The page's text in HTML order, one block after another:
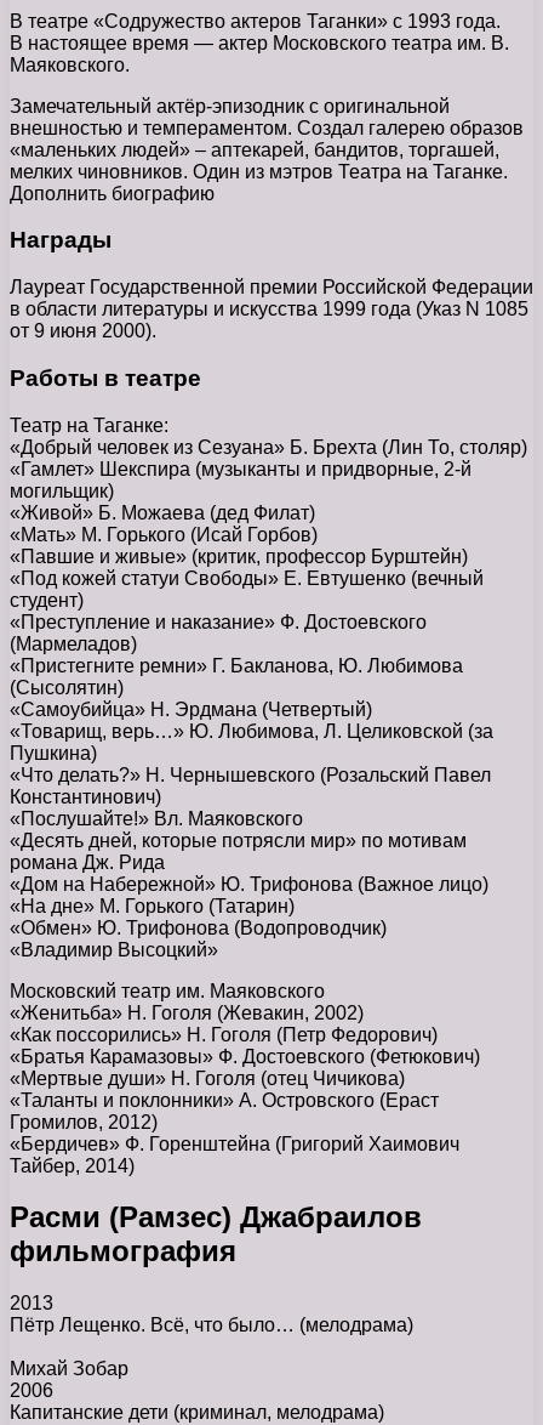
В театре «Содружество актеров Таганки» с 1993 года.
В настоящее время — актер Московского театра им. В.
Маяковского.
Замечательный актёр-эпизодник с оригинальной
внешностью и темпераментом. Создал галерею образов
«маленьких людей» – аптекарей, бандитов, торгашей,
мелких чиновников. Один из мэтров Театра на Таганке.
Дополнить биографию
Награды
Лауреат Государственной премии Российской Федерации
в области литературы и искусства 1999 года (Указ N 1085
от 9 июня 2000).
Работы в театре
Театр на Таганке:
«Добрый человек из Сезуана» Б. Брехта (Лин То, столяр)
«Гамлет» Шекспира (музыканты и придворные, 2-й
могильщик)
«Живой» Б. Можаева (дед Филат)
«Мать» М. Горького (Исай Горбов)
«Павшие и живые» (критик, профессор Бурштейн)
«Под кожей статуи Свободы» Е. Евтушенко (вечный
студент)
«Преступление и наказание» Ф. Достоевского
(Мармеладов)
«Пристегните ремни» Г. Бакланова, Ю. Любимова
(Сысолятин)
«Самоубийца» Н. Эрдмана (Четвертый)
«Товарищ, верь…» Ю. Любимова, Л. Целиковской (за
Пушкина)
«Что делать?» Н. Чернышевского (Розальский Павел
Константинович)
«Послушайте!» Вл. Маяковского
«Десять дней, которые потрясли мир» по мотивам
романа Дж. Рида
«Дом на Набережной» Ю. Трифонова (Важное лицо)
«На дне» М. Горького (Татарин)
«Обмен» Ю. Трифонова (Водопроводчик)
«Владимир Высоцкий»
Московский театр им. Маяковского
«Женитьба» Н. Гоголя (Жевакин, 2002)
«Как поссорились» Н. Гоголя (Петр Федорович)
«Братья Карамазовы» Ф. Достоевского (Фетюкович)
«Мертвые души» Н. Гоголя (отец Чичикова)
«Таланты и поклонники» А. Островского (Ераст
Громилов, 2012)
«Бердичев» Ф. Горенштейна (Григорий Хаимович
Тайбер, 2014)
Расми (Рамзес) Джабраилов
фильмография
2013
Пётр Лещенко. Всё, что было… (мелодрама)
Михай Зобар
2006
Капитанские дети (криминал, мелодрама)